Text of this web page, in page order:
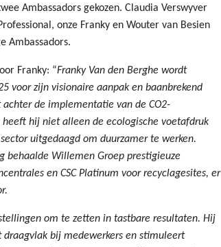
Ambassadors gekozen. Claudia Verswyver
onze Franky en Wouter van Besien
Ambassadors.
Franky: “Franky Van den Berghe wordt
voor zijn visionaire aanpak en baanbrekend
de implementatie van de CO2-
hij niet alleen de ecologische voetafdruk
uitgedaagd om duurzamer te werken.
behaalde Willemen Groep prestigieuze
en CSC Platinum voor recyclagesites, er
om te zetten in tastbare resultaten. Hij
draagvlak bij medewerkers en stimuleert